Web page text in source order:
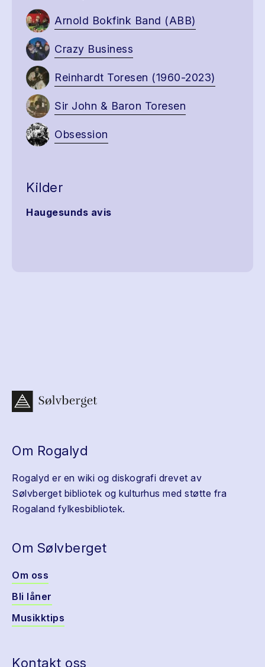
Arnold Bokfink Band (ABB)
Crazy Business
Reinhardt Toresen (1960-2023)
Sir John & Baron Toresen
Obsession
Kilder
Haugesunds avis
Om Rogalyd
Rogalyd er en wiki og diskografi drevet av
Sølvberget bibliotek og kulturhus med støtte fra
Rogaland fylkesbibliotek.
Om Sølvberget
Om oss
Bli låner
Musikktips
Kontakt oss